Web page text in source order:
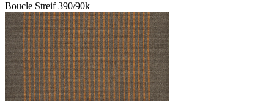
Boucle Streif 390/90k